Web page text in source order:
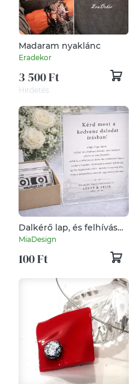
Madaram nyaklánc
Eradekor
3 500 Ft
Hirdetés
Dalkérő lap, és felhívás
esküvőre
MiaDesign
100 Ft